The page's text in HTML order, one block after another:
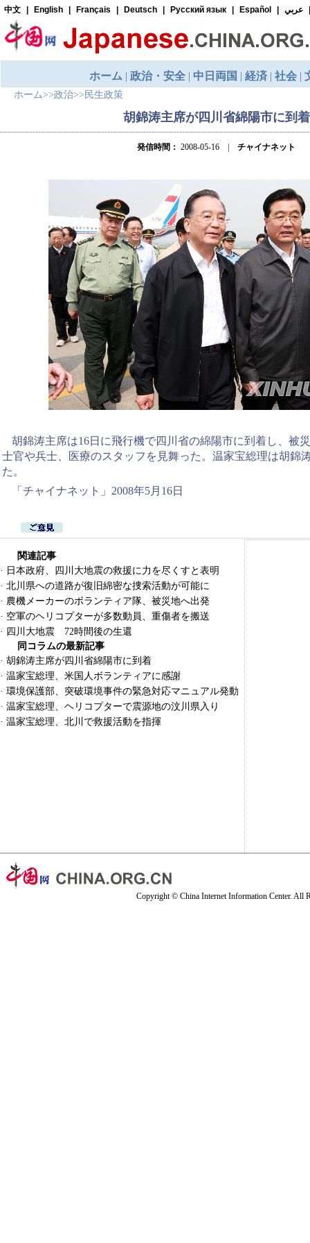
ホーム>>政治>> 民生政策
胡錦涛主席が四川省綿陽市に到着
発信時間： 2008-05-16 | チャイナネット
胡錦涛主席は16日に飛行機で四川省の綿陽市に到着し、被
士官や兵士、医療のスタッフを見舞った。温家宝総理は胡錦
た。
「チャイナネット」2008年5月16日
関連記事
· 日本政府、四川大地震の救援に力を尽くすと表明
· 北川県への道路が復旧綿密な捜索活動が可能に
· 農機メーカーのボランティア隊、被災地へ出発
· 空軍のヘリコプターが多数動員、重傷者を搬送
· 四川大地震 72時間後の生還
同コラムの最新記事
· 胡錦涛主席が四川省綿陽市に到着
· 温家宝総理、米国人ボランティアに感謝
· 環境保護部、突破環境事件の緊急対応マニュアル発動
· 温家宝総理、ヘリコプターで震源地の汶川県入り
· 温家宝総理、北川で救援活動を指揮